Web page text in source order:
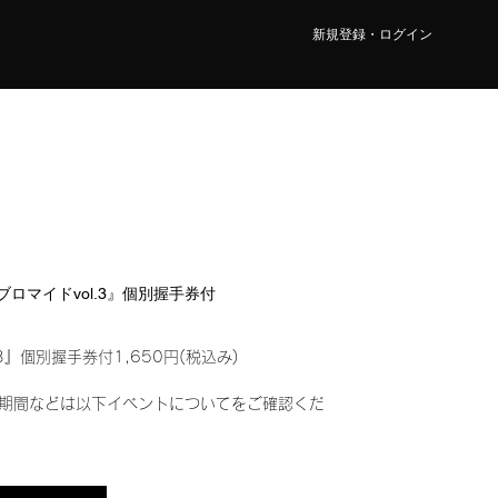
新規登録・ログイン
ロマイドvol.3』個別握手券付
』個別握手券付1,650円(税込み)
間などは以下イベントについてをご確認くだ